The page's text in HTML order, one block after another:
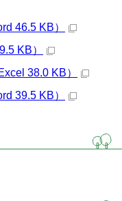
46.5 KB）
KB）
38.0 KB）
39.5 KB）